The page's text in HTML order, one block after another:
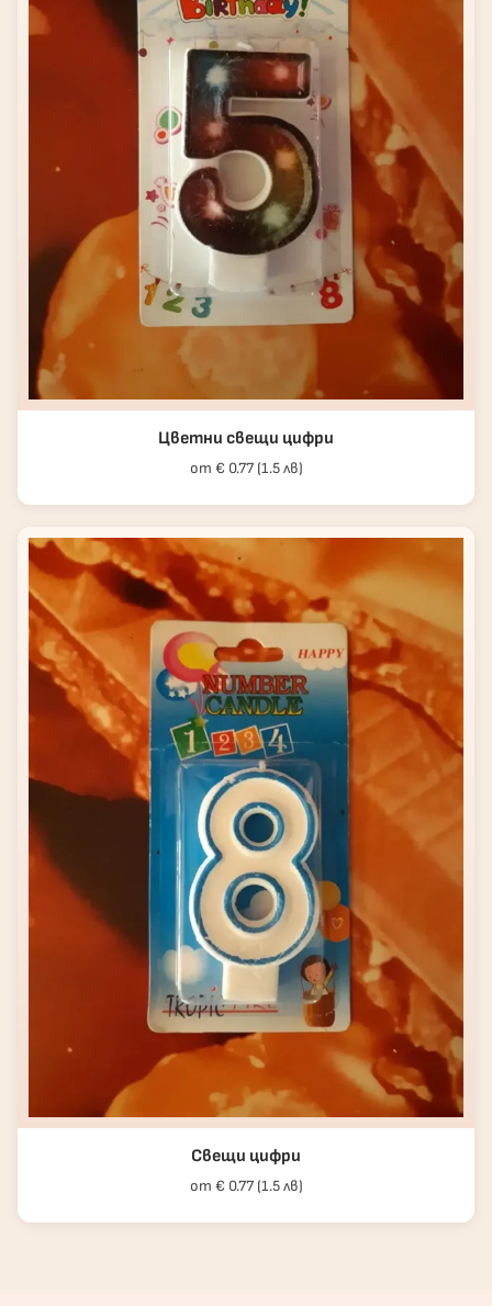
Цветни свещи цифри
от € 0.77 (1.5 лв)
Свещи цифри
от € 0.77 (1.5 лв)